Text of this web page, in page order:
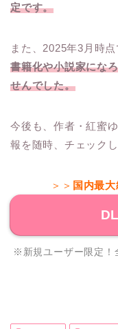
定です。
また、2025年3月時点
書籍化や小説家にな
せんでした。
今後も、作者・紅蜜
報を随時、チェック
＞＞ 国内最
※新規ユーザー限定！